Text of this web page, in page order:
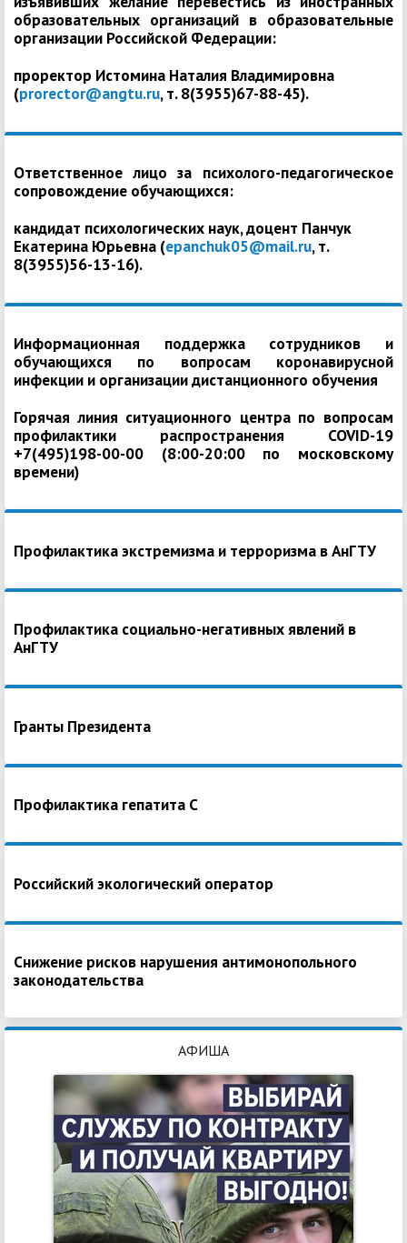
образовательных организаций в образовательные
организации Российской Федерации:
проректор Истомина Наталия Владимировна
(prorector@angtu.ru, т. 8(3955)67-88-45).
Ответственное лицо за психолого-педагогическое
сопровождение обучающихся:
кандидат психологических наук, доцент Панчук
Екатерина Юрьевна (epanchuk05@mail.ru, т.
8(3955)56-13-16).
Информационная поддержка сотрудников и
обучающихся по вопросам коронавирусной
инфекции и организации дистанционного обучения
Горячая линия ситуационного центра по вопросам
профилактики распространения COVID-19
+7(495)198-00-00 (8:00-20:00 по московскому
времени)
Профилактика экстремизма и терроризма в АнГТУ
Профилактика социально-негативных явлений в
АнГТУ
Гранты Президента
Профилактика гепатита С
Российский экологический оператор
Снижение рисков нарушения антимонопольного
законодательства
АФИША